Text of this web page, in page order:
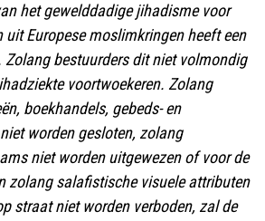
het gewelddadige jihadisme voor
Europese moslimkringen heeft een
bestuurders dit niet volmondig
voortwoekeren. Zolang
boekhandels, gebeds- en
worden gesloten, zolang
niet worden uitgewezen of voor de
zolang salafistische visuele attributen
straat niet worden verboden, zal de